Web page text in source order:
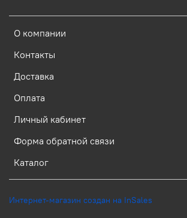
О компании
Контакты
Доставка
Оплата
Личный кабинет
Форма обратной связи
Каталог
Интернет-магазин создан на InSales